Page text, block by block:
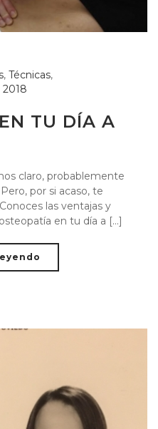
, Técnicas,
TU DÍA A
claro, probablemente
por si acaso, te
las ventajas y
en tu día a [...]